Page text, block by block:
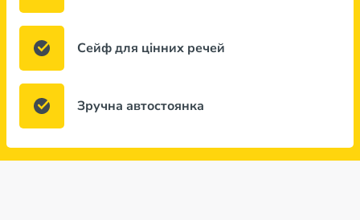
Сейф для цінних речей
Зручна автостоянка